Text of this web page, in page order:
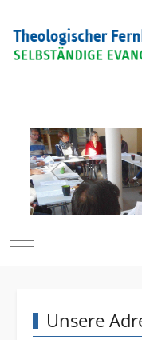
Mobile Menu Toggle
Unsere